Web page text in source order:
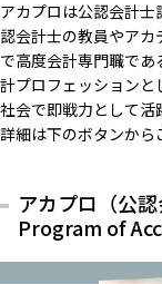
アカプロは公認会計
認会計士の教員やア
で高度会計専門職で
計プロフェッションと
社会で即戦力として活
詳細は下のボタンから
アカプロ（公
Program of